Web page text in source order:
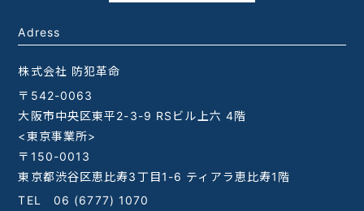
Adress
株式会社 防犯革命
〒542-0063
大阪市中央区東平2-3-9 RSビル上六 4階
<東京事業所>
〒150-0013
東京都渋谷区恵比寿3丁目1-6 ティアラ恵比寿1階
TEL 06 (6777) 1070